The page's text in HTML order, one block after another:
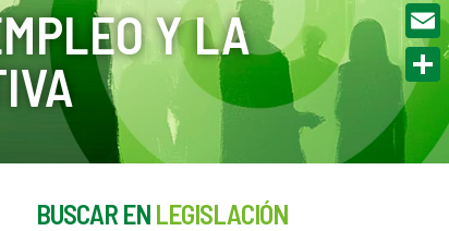
Y LA
BUSCAR EN LEGISLACIÓN
Email